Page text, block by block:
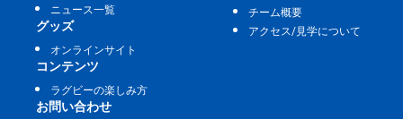
ニュース一覧
グッズ
オンラインサイト
チーム概要
アクセス/見学について
コンテンツ
ラグビーの楽しみ方
お問い合わせ